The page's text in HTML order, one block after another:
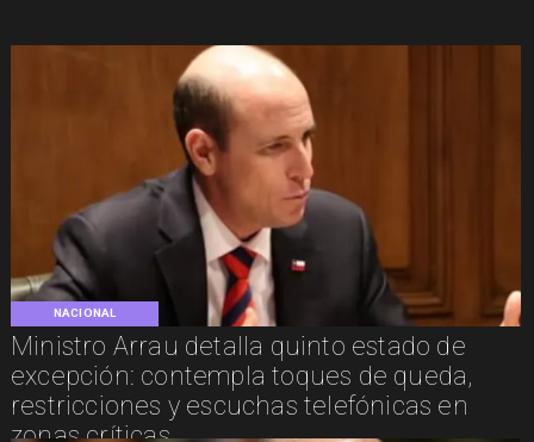
NACIONAL
Ministro Arrau detalla quinto estado de
excepción: contempla toques de queda,
restricciones y escuchas telefónicas en
zonas críticas